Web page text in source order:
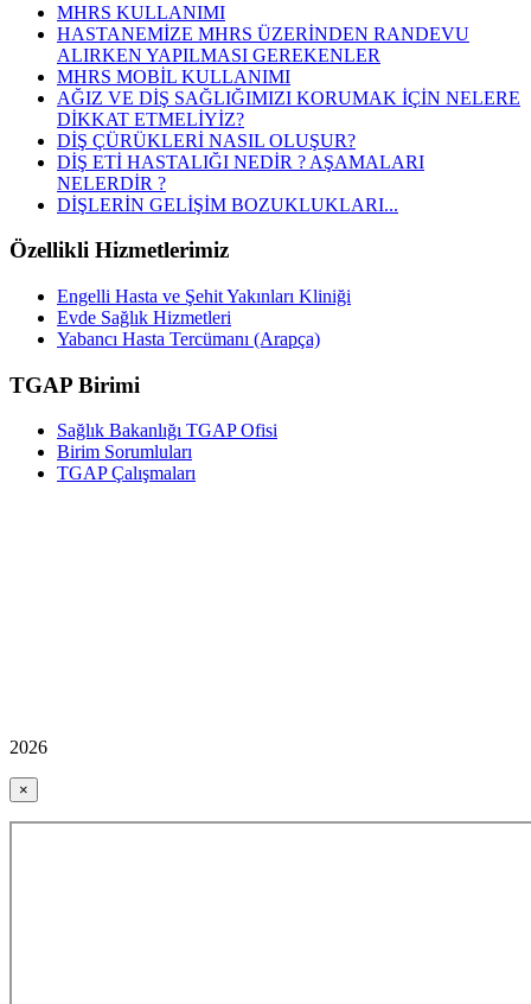
MHRS KULLANIMI
HASTANEMİZE MHRS ÜZERİNDEN RANDEVU
ALIRKEN YAPILMASI GEREKENLER
MHRS MOBİL KULLANIMI
AĞIZ VE DİŞ SAĞLIĞIMIZI KORUMAK İÇİN NELERE
DİKKAT ETMELİYİZ?
DİŞ ÇÜRÜKLERİ NASIL OLUŞUR?
DİŞ ETİ HASTALIĞI NEDİR ? AŞAMALARI
NELERDİR ?
DİŞLERİN GELİŞİM BOZUKLUKLARI...
Özellikli Hizmetlerimiz
Engelli Hasta ve Şehit Yakınları Kliniği
Evde Sağlık Hizmetleri
Yabancı Hasta Tercümanı (Arapça)
TGAP Birimi
Sağlık Bakanlığı TGAP Ofisi
Birim Sorumluları
TGAP Çalışmaları
2026
×